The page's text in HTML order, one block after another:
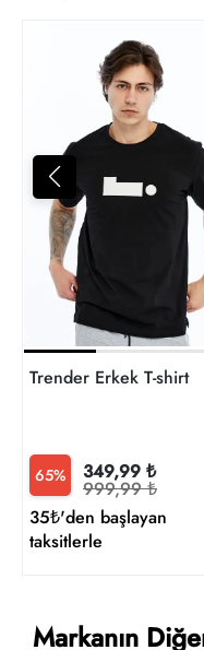
Trender Erkek T-shirt
65% 349,99 ₺
999,99 ₺
35₺'den başlayan
taksitlerle
Markanın